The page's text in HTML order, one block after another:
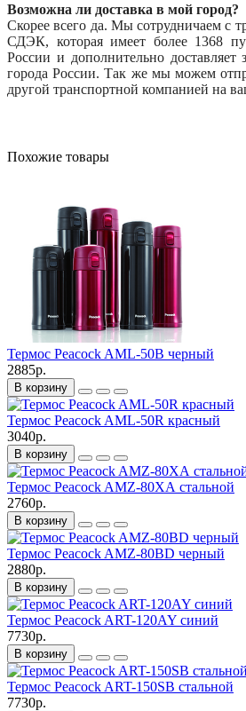
Возможна ли доставка в мой город?
Скорее всего да. Мы сотрудничаем с
СДЭК, которая имеет более 1368
России и дополнительно доставляет
города России. Так же мы можем
другой транспортной компанией на
Похожие товары
Термос Peacock AML-50B черный
2885р.
В корзину
Термос Peacock AML-50R красный
3040р.
В корзину
Термос Peacock AMZ-80ХА стальной
2760р.
В корзину
Термос Peacock AMZ-80BD черный
2880р.
В корзину
Термос Peacock ART-120AY синий
7730р.
В корзину
Термос Peacock ART-150SB стальной
7730р.